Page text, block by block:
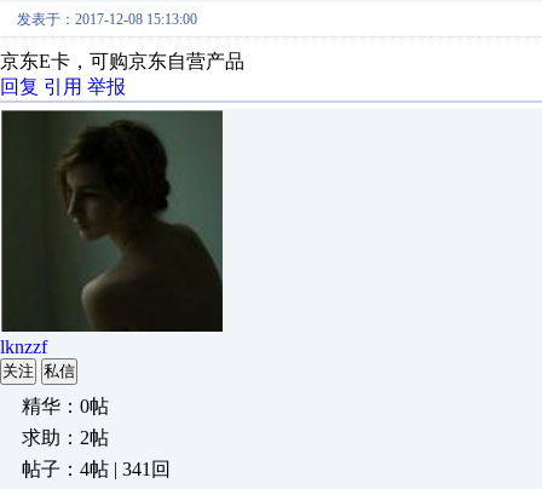
发表于：2017-12-08 15:13:00
京东E卡，可购京东自营产品
回复 引用 举报
lknzzf
关注 私信
精华：0帖
求助：2帖
帖子：4帖 | 341回